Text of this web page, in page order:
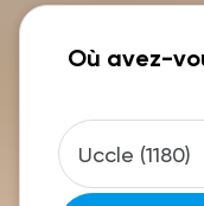
Où avez-